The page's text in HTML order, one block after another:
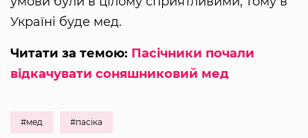
Україні буде мед.
Читати за темою: Пасічники почали
відкачувати соняшниковий мед
#мед #пасіка